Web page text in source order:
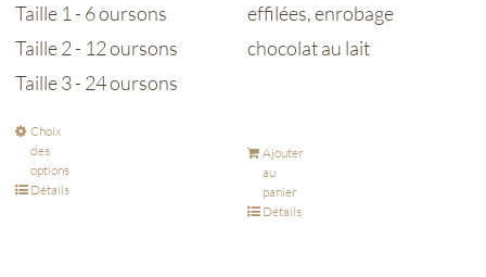
Taille 1 - 6 oursons
Taille 2 - 12 oursons
Taille 3 - 24 oursons
Choix
des
options
Détails
effilées, enrobage
chocolat au lait
Ajouter
au
panier
Détails